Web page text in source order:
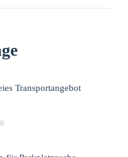
Transportangebot